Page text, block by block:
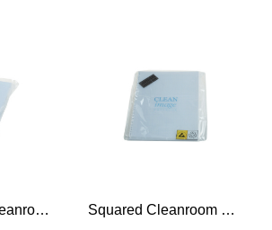
Single Sheet Cleanroom Paper Squared Cleanroom Ring Binder